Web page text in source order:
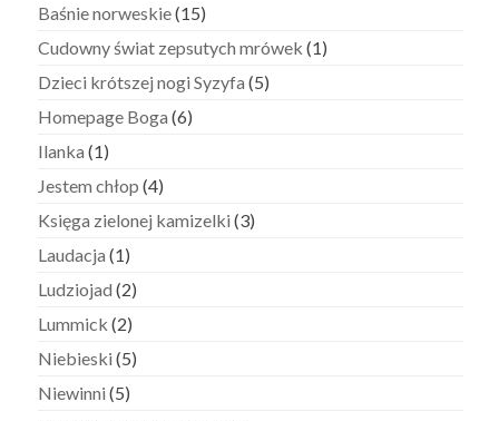
Baśnie norweskie(15)
Cudowny świat zepsutych mrówek (1)
Dzieci krótszej nogi Syzyfa (5)
Homepage Boga (6)
Ilanka (1)
Jestem chłop (4)
Księga zielonej kamizelki (3)
Laudacja (1)
Ludziojad (2)
Lummick (2)
Niebieski (5)
Niewinni (5)